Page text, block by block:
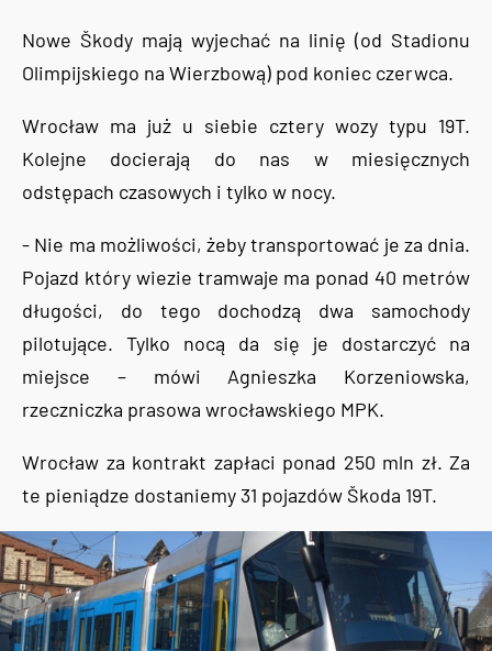
Nowe Škody mają wyjechać na linię (od Stadionu
Olimpijskiego na Wierzbową) pod koniec czerwca.
Wrocław ma już u siebie cztery wozy typu 19T.
Kolejne docierają do nas w miesięcznych
odstępach czasowych i tylko w nocy.
- Nie ma możliwości, żeby transportować je za dnia.
Pojazd który wiezie tramwaje ma ponad 40 metrów
długości, do tego dochodzą dwa samochody
pilotujące. Tylko nocą da się je dostarczyć na
miejsce – mówi Agnieszka Korzeniowska,
rzeczniczka prasowa wrocławskiego MPK.
Wrocław za kontrakt zapłaci ponad 250 mln zł. Za
te pieniądze dostaniemy 31 pojazdów Škoda 19T.